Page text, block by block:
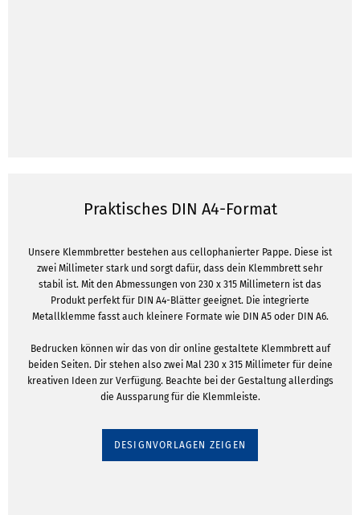
Praktisches DIN A4-Format
Unsere Klemmbretter bestehen aus cellophanierter Pappe. Diese ist
zwei Millimeter stark und sorgt dafür, dass dein Klemmbrett sehr
stabil ist. Mit den Abmessungen von 230 x 315 Millimetern ist das
Produkt perfekt für DIN A4-Blätter geeignet. Die integrierte
Metallklemme fasst auch kleinere Formate wie DIN A5 oder DIN A6.
Bedrucken können wir das von dir online gestaltete Klemmbrett auf
beiden Seiten. Dir stehen also zwei Mal 230 x 315 Millimeter für deine
kreativen Ideen zur Verfügung. Beachte bei der Gestaltung allerdings
die Aussparung für die Klemmleiste.
DESIGNVORLAGEN ZEIGEN